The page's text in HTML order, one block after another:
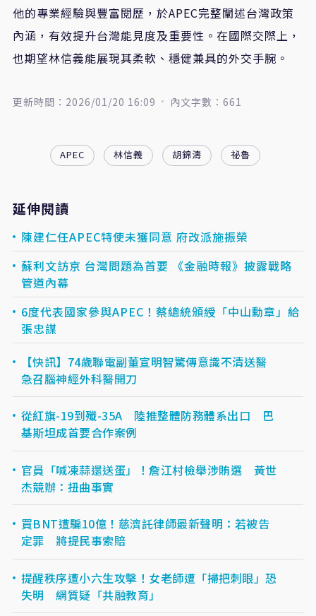
他的專業經驗與豐富閱歷，於APEC完整闡述台灣政策
內涵，有效提升台灣能見度及重要性。在國際交際上，
也期望林信義能展現其柔軟、穩健兼具的外交手腕。
更新時間：2026/01/20 16:09 內文字數：661
APEC 林信義 胡錦濤 祕魯
延伸閱讀
陳建仁任APEC特使未獲同意 府改派施振榮
蘇利文訪京 台灣問題為首要 《金融時報》披露戰略
管道內幕
6度代表國家參與APEC！蔡總統頒綬「中山勳章」給
張忠謀
【快訊】74歲聯電副董宣明智驚傳意識不清送醫
急召腦神經外科醫開刀
從紅旗-19到殲-35A 陸推整體防務體系出口 巴
基斯坦成首要合作案例
官員「喊凍蒜還送蛋」！詹江村檢舉涉賄選 黃世
杰競辦：扭曲事實
買BNT遭騙10億！慈濟託律師最新聲明：若被告
定罪 將提民事索賠
提醒秩序遭小六生攻擊！女老師遭「掃把刺眼」恐
失明 網質疑「共融教育」